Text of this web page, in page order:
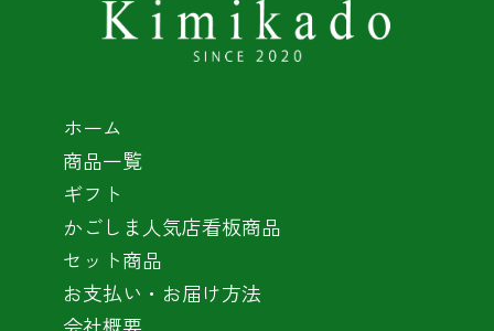
ホーム
商品一覧
ギフト
かごしま人気店看板商品
セット商品
お支払い・お届け方法
会社概要